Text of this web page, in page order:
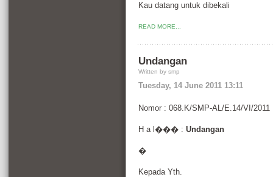
Kau datang untuk dibekali
READ MORE...
Undangan
Written by smp
Tuesday, 14 June 2011 13:11
Nomor : 068.K/SMP-AL/E.14/VI/2011
H a l��� :Undangan
�
Kepada Yth.